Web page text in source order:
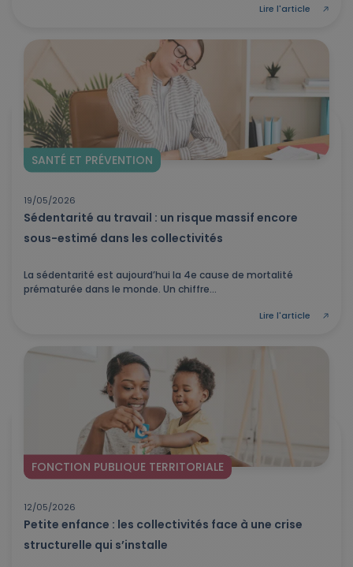
Lire l'article
SANTÉ ET PRÉVENTION
19/05/2026
Sédentarité au travail : un risque massif encore
sous-estimé dans les collectivités
La sédentarité est aujourd’hui la 4e cause de mortalité
prématurée dans le monde. Un chiffre...
Lire l'article
FONCTION PUBLIQUE TERRITORIALE
12/05/2026
Petite enfance : les collectivités face à une crise
structurelle qui s’installe